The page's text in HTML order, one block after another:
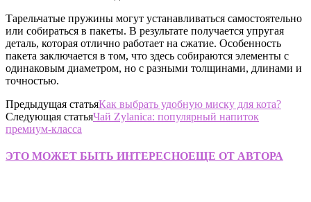
Тарельчатые пружины могут устанавливаться самостоятельно
или собираться в пакеты. В результате получается упругая
деталь, которая отлично работает на сжатие. Особенность
пакета заключается в том, что здесь собираются элементы с
одинаковым диаметром, но с разными толщинами, длинами и
точностью.
Предыдущая статьяКак выбрать удобную миску для кота?
Следующая статьяЧай Zylanica: популярный напиток
премиум-класса
ЭТО МОЖЕТ БЫТЬ ИНТЕРЕСНОЕЩЕ ОТ АВТОРА